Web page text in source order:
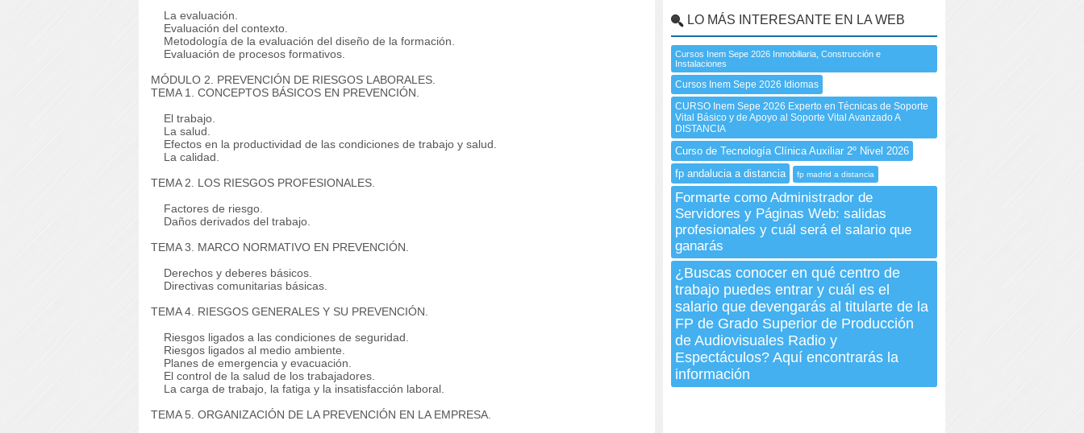
La evaluación.
Evaluación del contexto.
Metodología de la evaluación del diseño de la formación.
Evaluación de procesos formativos.
MÓDULO 2. PREVENCIÓN DE RIESGOS LABORALES.
TEMA 1. CONCEPTOS BÁSICOS EN PREVENCIÓN.
El trabajo.
La salud.
Efectos en la productividad de las condiciones de trabajo y salud.
La calidad.
TEMA 2. LOS RIESGOS PROFESIONALES.
Factores de riesgo.
Daños derivados del trabajo.
TEMA 3. MARCO NORMATIVO EN PREVENCIÓN.
Derechos y deberes básicos.
Directivas comunitarias básicas.
TEMA 4. RIESGOS GENERALES Y SU PREVENCIÓN.
Riesgos ligados a las condiciones de seguridad.
Riesgos ligados al medio ambiente.
Planes de emergencia y evacuación.
El control de la salud de los trabajadores.
La carga de trabajo, la fatiga y la insatisfacción laboral.
TEMA 5. ORGANIZACIÓN DE LA PREVENCIÓN EN LA EMPRESA.
LO MÁS INTERESANTE EN LA WEB
Cursos Inem Sepe 2026 Inmobiliaria, Construcción e
Instalaciones
Cursos Inem Sepe 2026 Idiomas
CURSO Inem Sepe 2026 Experto en Técnicas de Soporte
Vital Básico y de Apoyo al Soporte Vital Avanzado A
DISTANCIA
Curso de Tecnología Clínica Auxiliar 2º Nivel 2026
fp andalucia a distancia
fp madrid a distancia
Formarte como Administrador de
Servidores y Páginas Web: salidas
profesionales y cuál será el salario que
ganarás
¿Buscas conocer en qué centro de
trabajo puedes entrar y cuál es el
salario que devengarás al titularte de la
FP de Grado Superior de Producción
de Audiovisuales Radio y
Espectáculos? Aquí encontrarás la
información